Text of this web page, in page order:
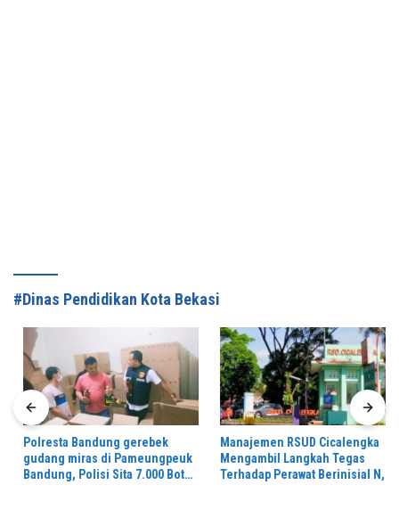
#Dinas Pendidikan Kota Bekasi
Polresta Bandung gerebek
gudang miras di Pameungpeuk
Bandung, Polisi Sita 7.000 Botol
Manajemen RSUD Cicalengka
Mengambil Langkah Tegas
Terhadap Perawat Berinisial N,